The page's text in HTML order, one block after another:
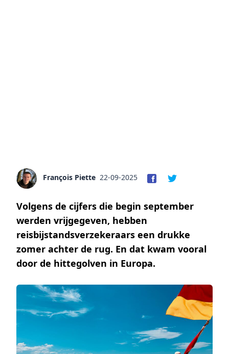
François Piette 22-09-2025
Volgens de cijfers die begin september
werden vrijgegeven, hebben
reisbijstandsverzekeraars een drukke
zomer achter de rug. En dat kwam vooral
door de hittegolven in Europa.